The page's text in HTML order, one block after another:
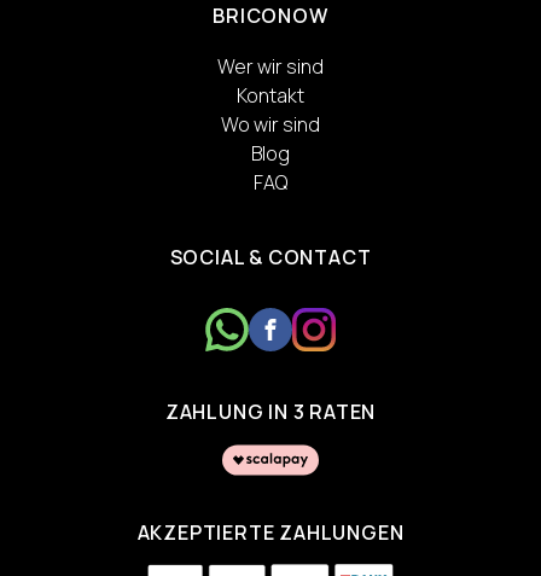
BRICONOW
Wer wir sind
Kontakt
Wo wir sind
Blog
FAQ
SOCIAL & CONTACT
ZAHLUNG IN 3 RATEN
AKZEPTIERTE ZAHLUNGEN